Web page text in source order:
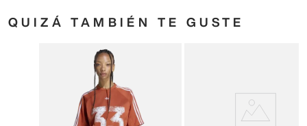
QUIZÁ TAMBIÉN TE GUSTE